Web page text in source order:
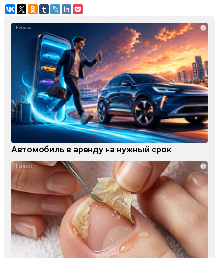
i
Автомобиль в аренду на нужный срок
i